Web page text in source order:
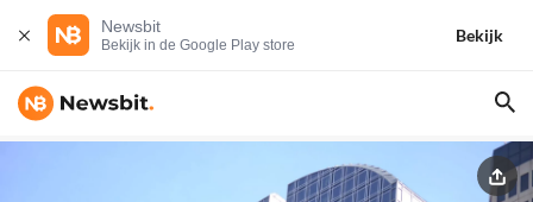
Newsbit
Bekijk in de Google Play store
Bekijk